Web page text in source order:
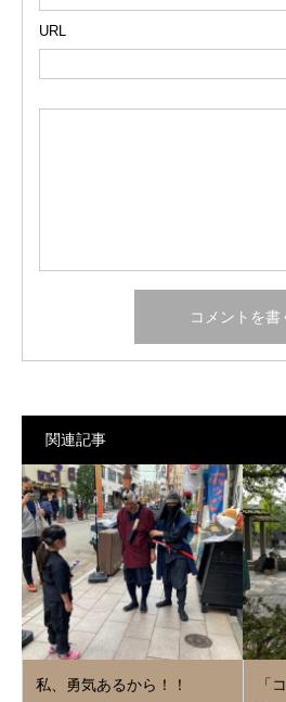
URL
関連記事
私、勇気あるから！！
「